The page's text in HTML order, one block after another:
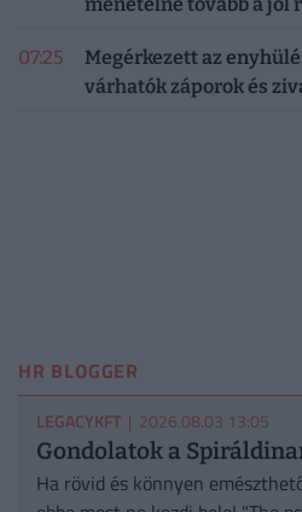
07:25
Megérkezett az
várhatók záporok és
HR BLOGGER
LEGACYKFT | 2026.08.03 13:05
Gondolatok a
Ha rövid és könnyen